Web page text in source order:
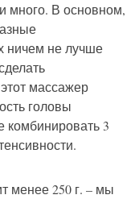
много. В основном,
ничем не лучше
массажер
головы
3
менее 250 г. – мы